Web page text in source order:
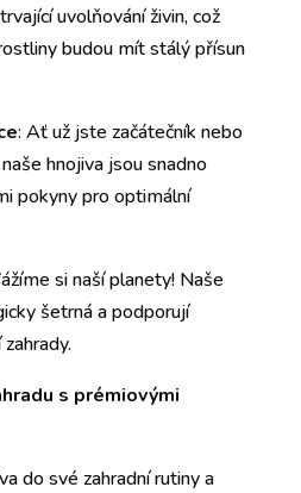
uvolňování živin, což
budou mít stálý přísun
: Ať už jste začátečník nebo
hnojiva jsou snadno
pokyny pro optimální
si naší planety! Naše
šetrná a podporují
s prémiovými
do své zahradní rutiny a